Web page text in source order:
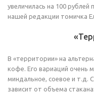
увеличилась на 100
нашей редакции томичка
В «территории» на
кофе. Его вариаций очень
миндальное, соевое и т.д.
зависит от объема